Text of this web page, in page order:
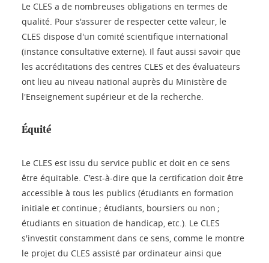
Le CLES a de nombreuses obligations en termes de
qualité. Pour s'assurer de respecter cette valeur, le
CLES dispose d'un comité scientifique international
(instance consultative externe). Il faut aussi savoir que
les accréditations des centres CLES et des évaluateurs
ont lieu au niveau national auprès du Ministère de
l'Enseignement supérieur et de la recherche.
Équité
Le CLES est issu du service public et doit en ce sens
être équitable. C'est-à-dire que la certification doit être
accessible à tous les publics (étudiants en formation
initiale et continue ; étudiants, boursiers ou non ;
étudiants en situation de handicap, etc.). Le CLES
s'investit constamment dans ce sens, comme le montre
le projet du CLES assisté par ordinateur ainsi que